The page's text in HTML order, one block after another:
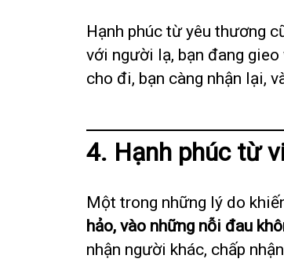
Hạnh phúc từ yêu thương
với người lạ, bạn đang
cho đi, bạn càng nhận lại,
4. Hạnh phúc từ
Một trong những lý do
hảo, vào những nỗi đau
nhận người khác, chấp